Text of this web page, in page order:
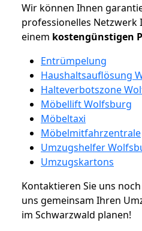
Wir können Ihnen
professionelles Netzwerk
einem kostengünstigen
Entrümpelung
Haushaltsauflösung
Halteverbotszone
Möbellift Wolfsburg
Möbeltaxi
Möbelmitfahrzentrale
Umzugshelfer
Umzugskartons
Kontaktieren Sie uns
uns gemeinsam Ihren
im Schwarzwald planen!